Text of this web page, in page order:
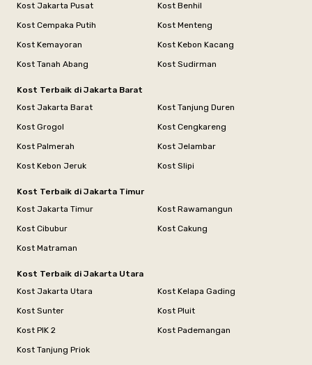
Kost Jakarta Pusat
Kost Benhil
Kost Cempaka Putih
Kost Menteng
Kost Kemayoran
Kost Kebon Kacang
Kost Tanah Abang
Kost Sudirman
Kost Terbaik di Jakarta Barat
Kost Jakarta Barat
Kost Tanjung Duren
Kost Grogol
Kost Cengkareng
Kost Palmerah
Kost Jelambar
Kost Kebon Jeruk
Kost Slipi
Kost Terbaik di Jakarta Timur
Kost Jakarta Timur
Kost Rawamangun
Kost Cibubur
Kost Cakung
Kost Matraman
Kost Terbaik di Jakarta Utara
Kost Jakarta Utara
Kost Kelapa Gading
Kost Sunter
Kost Pluit
Kost PIK 2
Kost Pademangan
Kost Tanjung Priok